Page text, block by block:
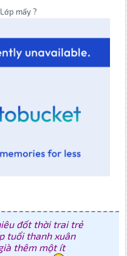
mấy ?
đốt thời trai trẻ
tuổi thanh xuân
thêm một ít